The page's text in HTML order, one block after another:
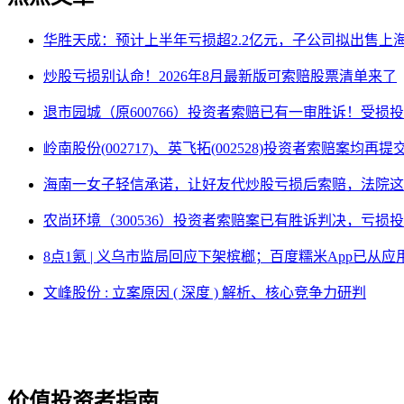
华胜天成：预计上半年亏损超2.2亿元，子公司拟出售上
炒股亏损别认命！2026年8月最新版可索赔股票清单来了
退市园城（原600766）投资者索赔已有一审胜诉！受损
岭南股份(002717)、英飞拓(002528)投资者索赔案均再提
海南一女子轻信承诺，让好友代炒股亏损后索赔，法院
农尚环境（300536）投资者索赔案已有胜诉判决，亏损
8点1氪 | 义乌市监局回应下架槟榔；百度糯米App已从
文峰股份 : 立案原因 ( 深度 ) 解析、核心竞争力研判